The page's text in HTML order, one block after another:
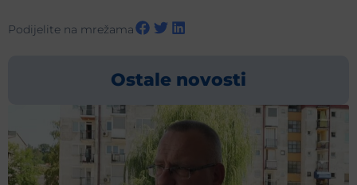
Podijelite na mrežama
Ostale novosti